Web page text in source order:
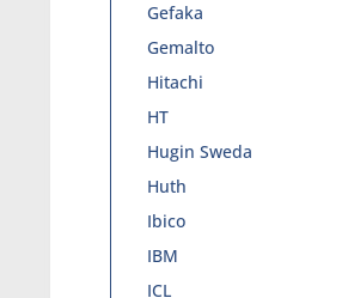
Gefaka
Gemalto
Hitachi
HT
Hugin Sweda
Huth
Ibico
IBM
ICL